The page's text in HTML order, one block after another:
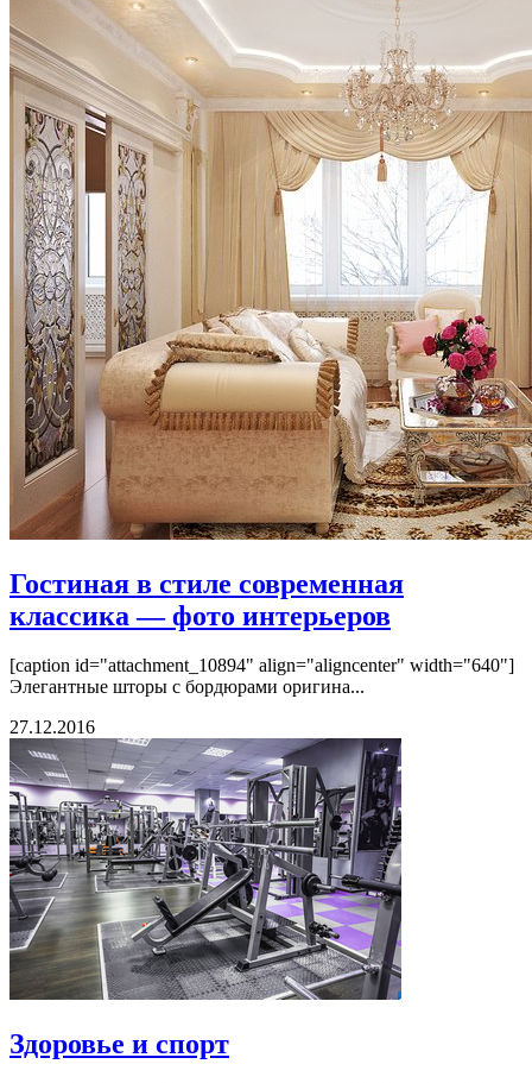
Гостиная в стиле современная
классика — фото интерьеров
[caption id="attachment_10894" align="aligncenter" width="640"]
Элегантные шторы с бордюрами оригина...
27.12.2016
Здоровье и спорт